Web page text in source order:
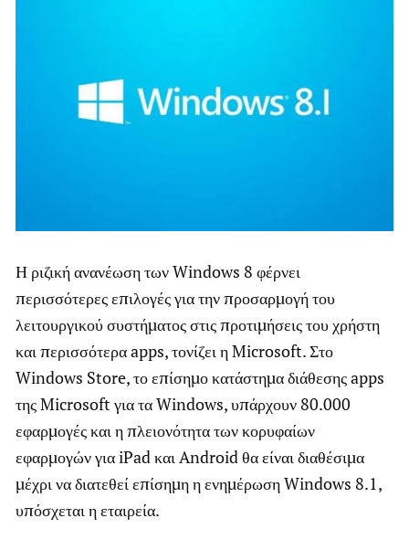
Η ριζική ανανέωση των Windows 8 φέρνει
περισσότερες επιλογές για την προσαρμογή του
λειτουργικού συστήματος στις προτιμήσεις του χρήστη
και περισσότερα apps, τονίζει η Microsoft. Στο
Windows Store, το επίσημο κατάστημα διάθεσης apps
της Microsoft για τα Windows, υπάρχουν 80.000
εφαρμογές και η πλειονότητα των κορυφαίων
εφαρμογών για iPad και Android θα είναι διαθέσιμα
μέχρι να διατεθεί επίσημη η ενημέρωση Windows 8.1,
υπόσχεται η εταιρεία.